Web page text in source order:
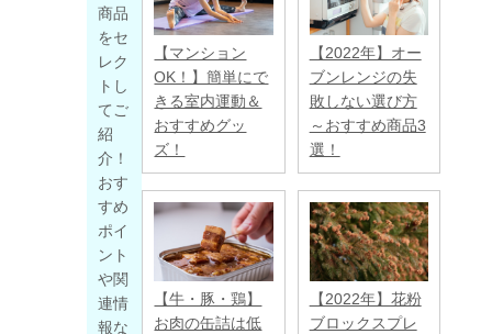
商品
をセ
レク
トし
てご
紹
介！
おす
すめ
ポイ
ント
や関
連情
報な
【マンション
OK！】簡単にで
きる室内運動＆
おすすめグッ
ズ！
【2022年】オー
ブンレンジの失
敗しない選び方
～おすすめ商品3
選！
【牛・豚・鶏】
お肉の缶詰は低
【2022年】花粉
ブロックスプレ